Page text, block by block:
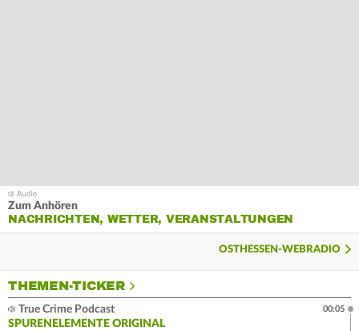
Zum Anhören
NACHRICHTEN, WETTER, VERANSTALTUNGEN
OSTHESSEN-WEBRADIO
THEMEN-TICKER
True Crime Podcast
SPURENELEMENTE ORIGINAL
00:05